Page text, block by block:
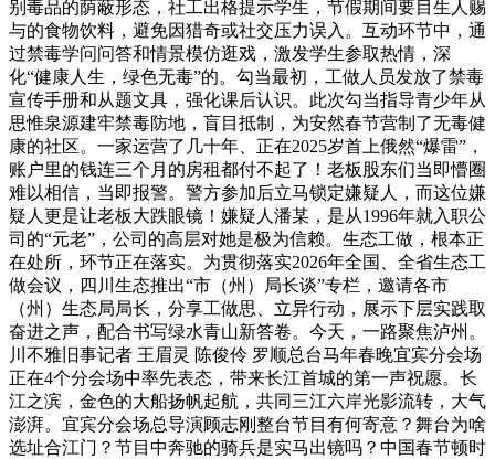
别毒品的荫蔽形态，社工出格提示学生，节假期间要目生人赐
与的食物饮料，避免因猎奇或社交压力误入。互动环节中，通
过禁毒学问问答和情景模仿逛戏，激发学生参取热情，深
化“健康人生，绿色无毒”的。勾当最初，工做人员发放了禁毒
宣传手册和从题文具，强化课后认识。此次勾当指导青少年从
思惟泉源建牢禁毒防地，盲目抵制，为安然春节营制了无毒健
康的社区。一家运营了几十年、正在2025岁首上俄然“爆雷”，
账户里的钱连三个月的房租都付不起了！老板股东们当即懵圈
难以相信，当即报警。警方参加后立马锁定嫌疑人，而这位嫌
疑人更是让老板大跌眼镜！嫌疑人潘某，是从1996年就入职公
司的“元老”，公司的高层对她是极为信赖。生态工做，根本正
在处所，环节正在落实。为贯彻落实2026年全国、全省生态工
做会议，四川生态推出“市（州）局长谈”专栏，邀请各市
（州）生态局局长，分享工做思、立异行动，展示下层实践取
奋进之声，配合书写绿水青山新答卷。今天，一路聚焦泸州。
川不雅旧事记者 王眉灵 陈俊伶 罗顺总台马年春晚宜宾分会场
正在4个分会场中率先表态，带来长江首城的第一声祝愿。长
江之滨，金色的大船扬帆起航，共同三江六岸光影流转，大气
澎湃。宜宾分会场总导演顾志刚整台节目有何寄意？舞台为啥
选址合江门？节目中奔驰的骑兵是实马出镜吗？中国春节顿时